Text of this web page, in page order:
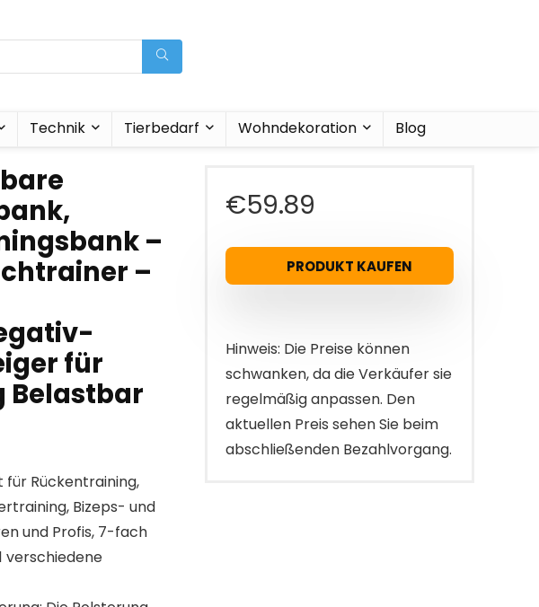
Technik Tierbedarf Wohndekoration Blog
–
–
für
Belastbar
für Rückentraining,
Bizeps- und
und Profis, 7-fach
verschiedene
€59.89
PRODUKT KAUFEN
Hinweis: Die Preise können
schwanken, da die Verkäufer sie
regelmäßig anpassen. Den
aktuellen Preis sehen Sie beim
abschließenden Bezahlvorgang.